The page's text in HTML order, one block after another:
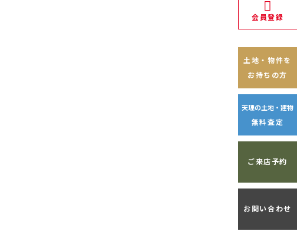
会員登録
土地・物件を
お持ちの方
天理の土地・建物
無料査定
ご来店予約
お問い合わせ